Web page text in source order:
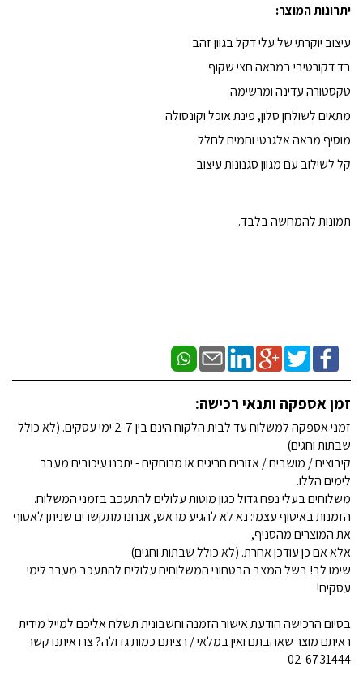
יתרונות המוצר:
עיצוב יוקרתי של עלי דקל בגוון זהב
בד דקורטיבי במראה חצי שקוף
טקסטורה עדינה ומרשימה
מתאים לשולחן סלון, פינת אוכל וקונסולה
מוסיף מראה אלגנטי וחמים לחלל
קל לשילוב עם מגוון סגנונות עיצוב
תמונות להמחשה בלבד.
זמן אספקה ותנאי רכישה:
זמני אספקה למשלוח עד לבית הלקוח הינם בין 2-7 ימי עסקים. (לא כולל
שבתות וחגים)
קיבוצים / מושבים / אזורים חריגים או מרוחקים - יתכנו עיכובים מעבר
לימים הללו.
משלוחים בעלי נפח גדול כגון מוטות עלולים להתעכב בזמני המשלוח.
הזמנות באיסוף עצמי: נא לא להגיע מראש, אנחנו מתקשרים שניתן לאסוף
את המוצרים מהסניף,
אלא אם כן עודכן אחרת. (לא כולל שבתות וחגים)
שימו לב! בשל המצב הבטחוני המשלוחים עלולים להתעכב מעבר לימי
עסקים!
בסיום הרכישה הודעת אישור הזמנה וחשבונית תשלח אליכם למייל מידית
ראיתם מוצר שאהבתם ואין במלאי / רציתם כמות גדולה? צרו איתנו קשר
02-6731444